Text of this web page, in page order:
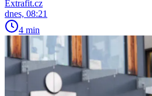
Extrafit.cz
dnes, 08:21
4 min